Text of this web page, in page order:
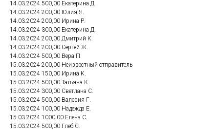
14.03.2024 500,00 Екатерина Д.
14.03.2024 200,00 Юлия Я.
14.03.2024 200,00 Ирина Р.
14.03.2024 300,00 Екатерина Д.
14.03.2024 200,00 Дмитрий К.
14.03.2024 200,00 Сергей Ж.
14.03.2024 500,00 Вера П.
15.03.2024 200,00 Неизвестный отправитель
15.03.2024 150,00 Ирина К.
15.03.2024 500,00 Татьяна К.
15.03.2024 300,00 Светлана С.
15.03.2024 500,00 Валерия Г.
15.03.2024 100,00 Надежда Е.
15.03.2024 1000,00 Елена С.
15.03.2024 500,00 Глеб С.